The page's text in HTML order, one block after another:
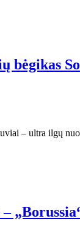
bėgikas
– ultra ilgų